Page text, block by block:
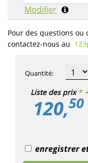
Modifier
Pour des questions
contactez-nous au
Liste des prix *
120,50
Quantité:
enregistrer